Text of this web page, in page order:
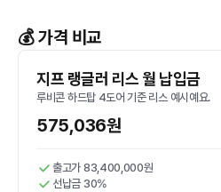
💰 가격 비교
지프 랭글러 리스 월 납입금
루비콘 하드탑 4도어 기준 리스 예시예요.
575,036원
출고가 83,400,000원
선납금 30%